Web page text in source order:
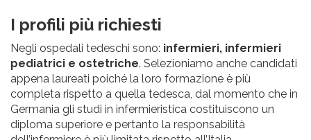
I profili più richiesti
Negli ospedali tedeschi sono: infermieri, infermieri
pediatrici e ostetriche. Selezioniamo anche candidati
appena laureati poiché la loro formazione è più
completa rispetto a quella tedesca, dal momento che in
Germania gli studi in infermieristica costituiscono un
diploma superiore e pertanto la responsabilità